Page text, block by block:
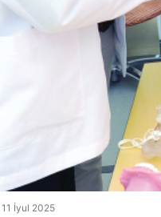
11 İyul 2025